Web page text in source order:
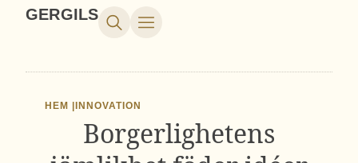
GERGILS
HEM | INNOVATION
Borgerlighetens